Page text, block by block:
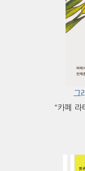
그
“카페 라